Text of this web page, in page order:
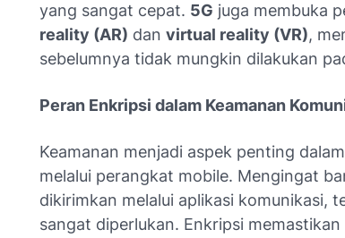
yang sangat cepat. 5G juga membuka
reality (AR) dan virtual reality (VR),
sebelumnya tidak mungkin dilakukan
Peran Enkripsi dalam Keamanan
Keamanan menjadi aspek penting
melalui perangkat mobile. Mengingat
dikirimkan melalui aplikasi komunikasi,
sangat diperlukan. Enkripsi